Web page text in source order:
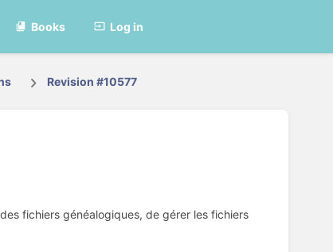
Books Log in
Revision #10577
fichiers généalogiques, de gérer les fichiers